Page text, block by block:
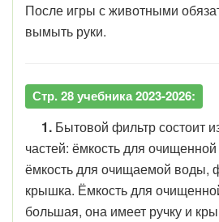
После игры с животными
вымыть руки.
Стр. 28 учебника 2023-2026:
1. Бытовой фильтр состоит
частей: ёмкость для
ёмкость для очищаемой воды,
крышка. Ёмкость для
большая, она имеет ручку и